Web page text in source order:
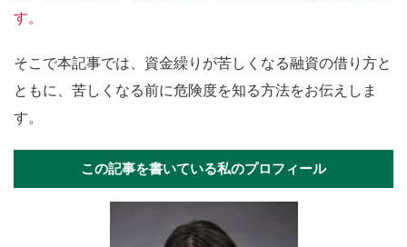
す。
そこで本記事では、資金繰りが苦しくなる融資の借り方と
ともに、苦しくなる前に危険度を知る方法をお伝えしま
す。
この記事を書いている私のプロフィール